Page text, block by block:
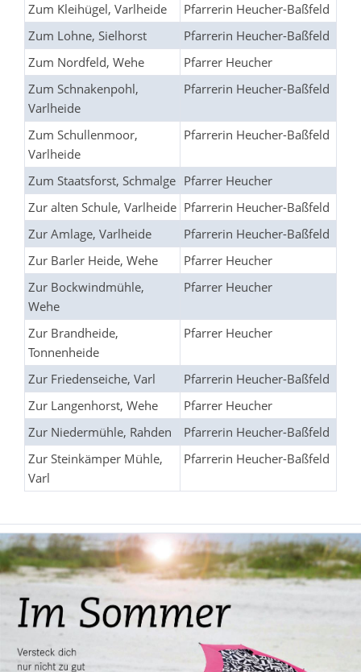
Zum Kleihügel, Varlheide
Pfarrerin Heucher-Baßfeld
Zum Lohne, Sielhorst
Pfarrerin Heucher-Baßfeld
Zum Nordfeld, Wehe
Pfarrer Heucher
Zum Schnakenpohl,
Varlheide
Pfarrerin Heucher-Baßfeld
Zum Schullenmoor,
Varlheide
Pfarrerin Heucher-Baßfeld
Zum Staatsforst, Schmalge Pfarrer Heucher
Zur alten Schule, Varlheide Pfarrerin Heucher-Baßfeld
Zur Amlage, Varlheide
Pfarrerin Heucher-Baßfeld
Zur Barler Heide, Wehe
Pfarrer Heucher
Zur Bockwindmühle,
Wehe
Pfarrer Heucher
Zur Brandheide,
Tonnenheide
Pfarrer Heucher
Zur Friedenseiche, Varl
Pfarrerin Heucher-Baßfeld
Zur Langenhorst, Wehe
Pfarrer Heucher
Zur Niedermühle, Rahden
Pfarrerin Heucher-Baßfeld
Zur Steinkämper Mühle,
Varl
Pfarrerin Heucher-Baßfeld